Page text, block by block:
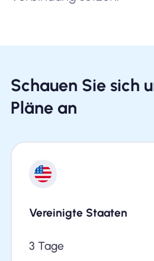
Schauen Sie sich
Pläne an
Vereinigte Staaten
3 Tage